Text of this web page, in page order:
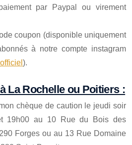
par Paypal ou virement
coupon (disponible uniquement
à notre compte instagram
).
La Rochelle ou Poitiers :
chèque de caution le jeudi soir
19h00 au 10 Rue du Bois des
Forges ou au 13 Rue Domaine